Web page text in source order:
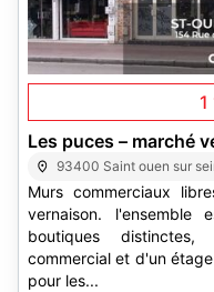
Les puces – marché
93400 Saint ouen sur
Murs commerciaux
vernaison. l'ensemble
boutiques
commercial et d'un étage exploitable.
pour les...